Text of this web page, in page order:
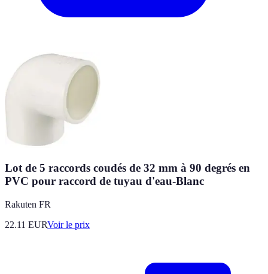
Lot de 5 raccords coudés de 32 mm à 90 degrés en
PVC pour raccord de tuyau d'eau-Blanc
Rakuten FR
22.11 EURVoir le prix